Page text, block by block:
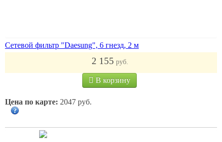
Сетевой фильтр "Daesung", 6 гнезд, 2 м
2 155 руб.
В корзину
Цена по карте: 2047 руб.